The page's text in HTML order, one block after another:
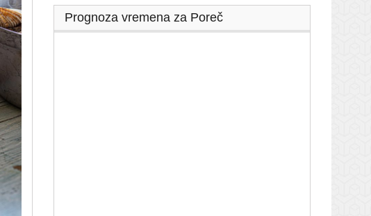
Prognoza vremena za Poreč